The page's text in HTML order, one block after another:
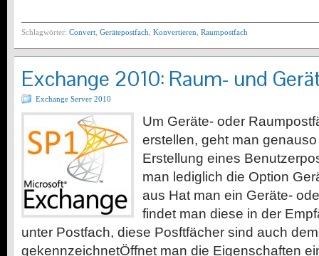
Schlagwörter: Convert Gerätepostfach Konvertieren Raumpostfach
Exchange 2010: Raum- und
Exchange Server 2010
Um Geräte- oder
erstellen, geht man
Erstellung eines
man lediglich die Option
aus Hat man ein Geräte-
findet man diese in der
unter Postfach, diese Posftfächer sind auch
gekennzeichnetÖffnet man die Eigenschaften